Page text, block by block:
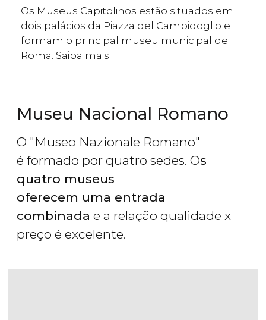
Os Museus Capitolinos estão situados em
dois palácios da Piazza del Campidoglio e
formam o principal museu municipal de
Roma. Saiba mais.
Museu Nacional Romano
O "Museo Nazionale Romano"
é formado por quatro sedes. Os
quatro museus
oferecem uma entrada
combinada e a relação qualidade x
preço é excelente.